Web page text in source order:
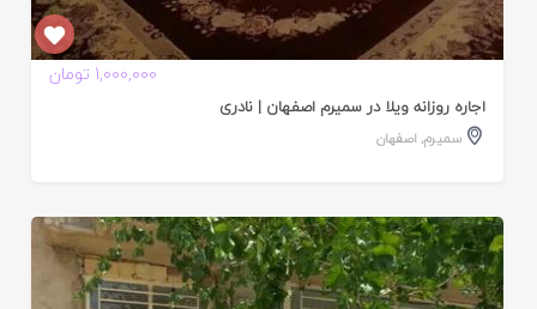
1,000,000 تومان
اجاره روزانه ویلا در سمیرم اصفهان | نادری
سمیرم, اصفهان